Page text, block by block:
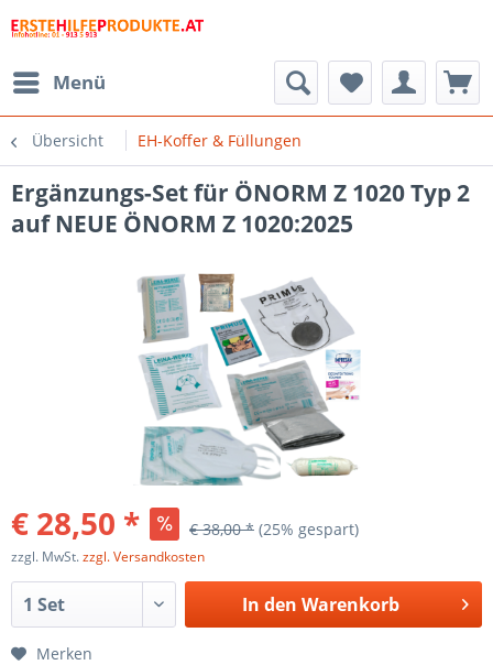
Menü
Übersicht EH-Koffer & Füllungen
Ergänzungs-Set für ÖNORM Z 1020 Typ 2
auf NEUE ÖNORM Z 1020:2025
€ 28,50 * € 38,00 * (25% gespart)
zzgl. MwSt.zzgl. Versandkosten
In den Warenkorb
Merken